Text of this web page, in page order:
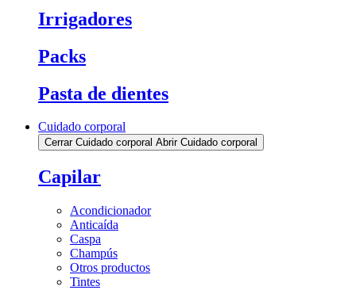
Irrigadores
Packs
Pasta de dientes
Cuidado corporal
Cerrar Cuidado corporal Abrir Cuidado corporal
Capilar
Acondicionador
Anticaída
Caspa
Champús
Otros productos
Tintes